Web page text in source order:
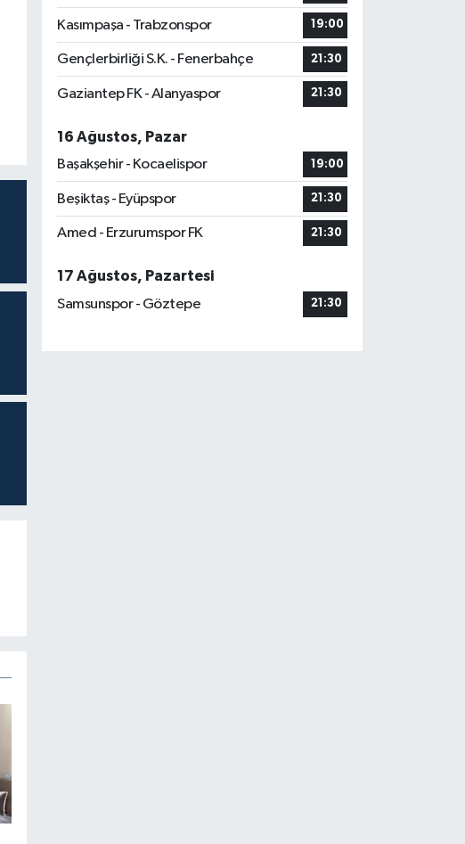
Kasımpaşa - Trabzonspor 19:00
Gençlerbirliği S.K. - Fenerbahçe 21:30
Gaziantep FK - Alanyaspor 21:30
16 Ağustos, Pazar
Başakşehir - Kocaelispor
19:00
Beşiktaş - Eyüpspor 21:30
Amed - Erzurumspor FK 21:30
17 Ağustos, Pazartesi
Samsunspor - Göztepe
21:30